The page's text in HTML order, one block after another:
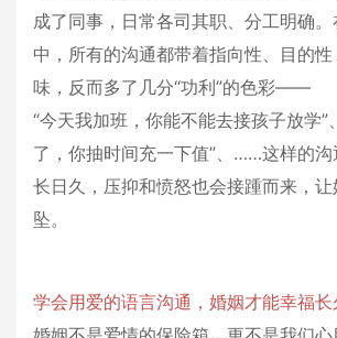
成了同事，日常各司其职、分工明确
中，所有的沟通都带着指向性、目的
味，反而多了几分“功利”的色彩——
“今天我加班，你能不能去接孩子放学”
了，你抽时间充一下值”、……这样的沟
长日久，压抑和愤怒也会接踵而来，
坠。
学会用爱的语言沟通，婚姻才能幸福长